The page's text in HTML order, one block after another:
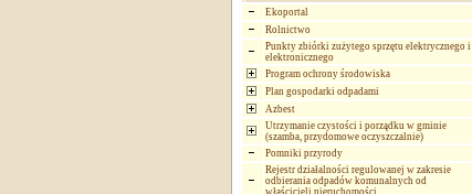
Ekoportal
Rolnictwo
Punkty zbiórki zużytego sprzętu elektrycznego i
elektronicznego
Program ochrony środowiska
Plan gospodarki odpadami
Azbest
Utrzymanie czystości i porządku w gminie
(szamba, przydomowe oczyszczalnie)
Pomniki przyrody
Rejestr działalności regulowanej w zakresie
odbierania odpadów komunalnych od
właścicieli nieruchomości